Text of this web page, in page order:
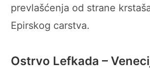
prevlašćenja od strane
Epirskog carstva.
Ostrvo Lefkada –